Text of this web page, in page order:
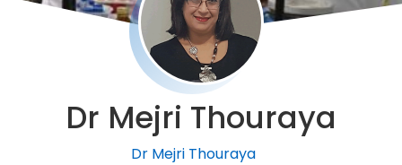
Dr Mejri Thouraya
Dr Mejri Thouraya